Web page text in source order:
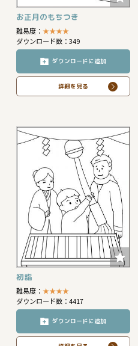
お正月のもちつき
難易度：★★★★
ダウンロード数：349
ダウンロードに追加
詳細を見る
初詣
難易度：★★★★
ダウンロード数：4417
ダウンロードに追加